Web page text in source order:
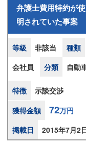
弁護士費用特約が
明されていた事案
等級 非該当 種類
会社員
分類 自動
特徴
示談交渉
獲得金額
72万円
掲載日
2015年7月2